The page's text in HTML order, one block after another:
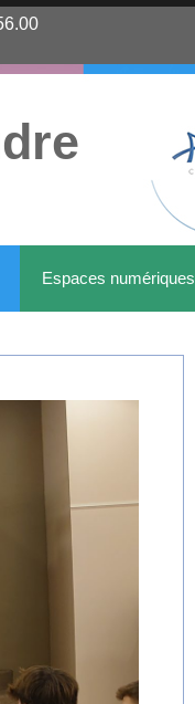
Espaces numériques